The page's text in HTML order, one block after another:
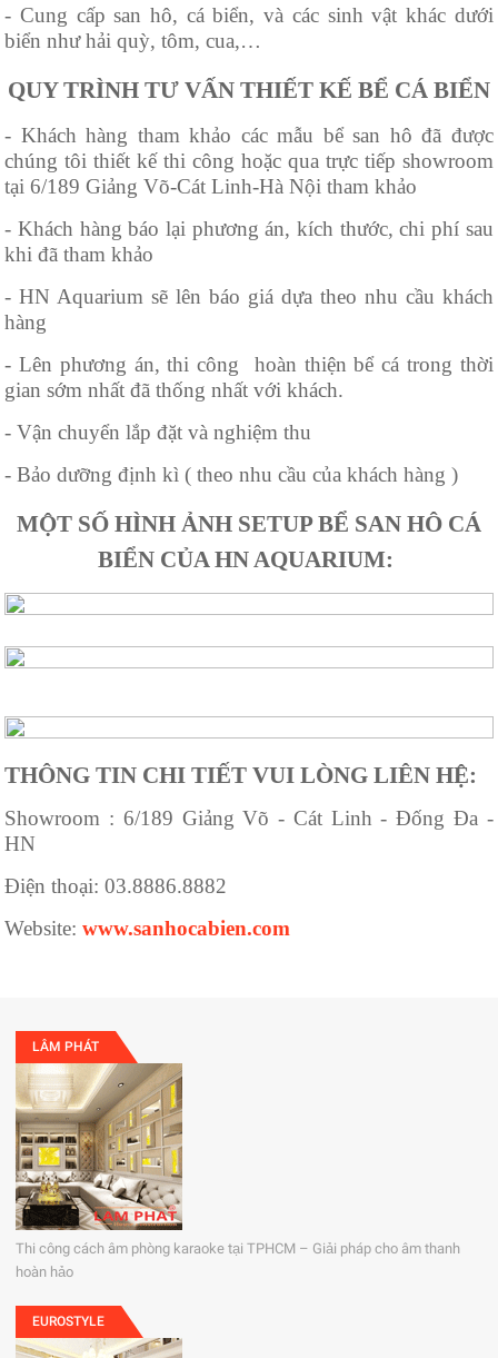
- Cung cấp san hô, cá biển, và các sinh vật khác dưới
biển như hải quỳ, tôm, cua,…
QUY TRÌNH TƯ VẤN THIẾT KẾ BỂ CÁ BIỂN
- Khách hàng tham khảo các mẫu bể san hô đã được
chúng tôi thiết kế thi công hoặc qua trực tiếp showroom
tại 6/189 Giảng Võ-Cát Linh-Hà Nội tham khảo
- Khách hàng báo lại phương án, kích thước, chi phí sau
khi đã tham khảo
- HN Aquarium sẽ lên báo giá dựa theo nhu cầu khách
hàng
- Lên phương án, thi công hoàn thiện bể cá trong thời
gian sớm nhất đã thống nhất với khách.
- Vận chuyển lắp đặt và nghiệm thu
- Bảo dưỡng định kì ( theo nhu cầu của khách hàng )
MỘT SỐ HÌNH ẢNH SETUP BỂ SAN HÔ CÁ
BIỂN CỦA HN AQUARIUM:
THÔNG TIN CHI TIẾT VUI LÒNG LIÊN HỆ:
Showroom : 6/189 Giảng Võ - Cát Linh - Đống Đa -
HN
Điện thoại: 03.8886.8882
Website:www.sanhocabien.com
LÂM PHÁT
Thi công cách âm phòng karaoke tại TPHCM – Giải pháp cho âm thanh
hoàn hảo
EUROSTYLE